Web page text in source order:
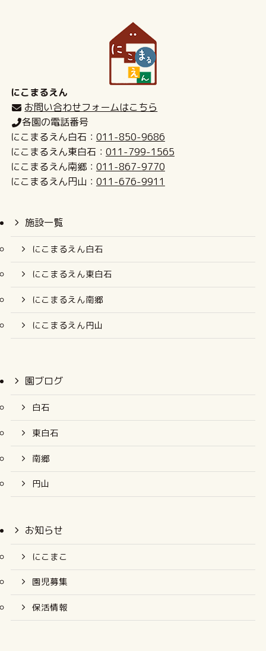
にこまるえん
お問い合わせフォームはこちら
各園の電話番号
にこまるえん白石： 011-850-9686
にこまるえん東白石： 011-799-1565
にこまるえん南郷： 011-867-9770
にこまるえん円山： 011-676-9911
施設一覧
にこまるえん白石
にこまるえん東白石
にこまるえん南郷
にこまるえん円山
園ブログ
白石
東白石
南郷
円山
お知らせ
にこまこ
園児募集
保活情報